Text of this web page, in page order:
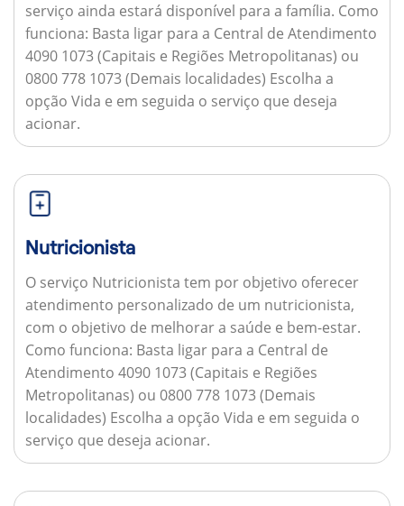
serviço ainda estará disponível para a família. Como
funciona: Basta ligar para a Central de Atendimento
4090 1073 (Capitais e Regiões Metropolitanas) ou
0800 778 1073 (Demais localidades) Escolha a
opção Vida e em seguida o serviço que deseja
acionar.
Nutricionista
O serviço Nutricionista tem por objetivo oferecer
atendimento personalizado de um nutricionista,
com o objetivo de melhorar a saúde e bem-estar.
Como funciona: Basta ligar para a Central de
Atendimento 4090 1073 (Capitais e Regiões
Metropolitanas) ou 0800 778 1073 (Demais
localidades) Escolha a opção Vida e em seguida o
serviço que deseja acionar.